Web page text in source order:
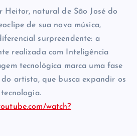
Heitor, natural de São José do
de sua nova música,
surpreendente: a
realizada com Inteligência
tecnológica marca uma fase
artista, que busca expandir os
watch?